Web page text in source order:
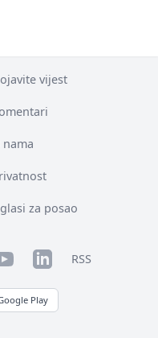
vijest
nama
za posao
LinkedInRSS
Play